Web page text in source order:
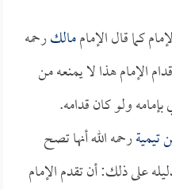
كما قال الإماممالكرحمه
الإمام هذا لا يمنعه من
ولو كان قدامه.
تيميةرحمه الله أنها تصح
على ذلك: أن تقدم الإمام